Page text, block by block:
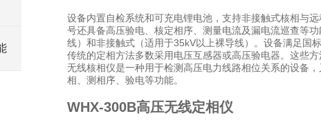
设备内置自检系统和可充电锂电池，支持非接触式核相与
号还具备高压验电、核定相序、测量电流及漏电流巡查等
线）和非接触式（适用于35kV以上裸导线）。设备满足国
传统的定相方法多数采用电压互感器或高压验电器。这些
无线核相仪是一种用于检测高压电力线路相位关系的设备
相、测相序、验电等功能。
WHX-300B高压无线定相仪